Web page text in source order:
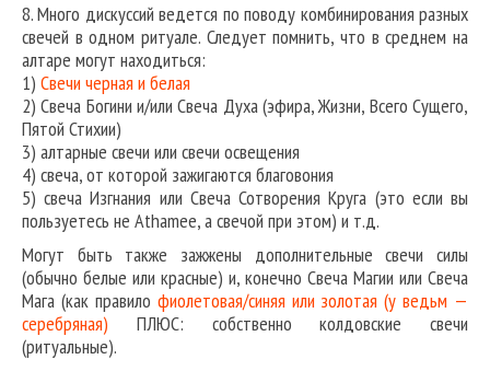
8. Много дискуссий ведется по поводу комбинирования разных
свечей в одном ритуале. Следует помнить, что в среднем на
алтаре могут находиться:
1) Свечи черная и белая
2) Свеча Богини и/или Свеча Духа (эфира, Жизни, Всего Сущего,
Пятой Стихии)
3) алтарные свечи или свечи освещения
4) свеча, от которой зажигаются благовония
5) свеча Изгнания или Свеча Сотворения Круга (это если вы
пользуетесь не Athamee, а свечой при этом) и т.д.
Могут быть также зажжены дополнительные свечи силы
(обычно белые или красные) и, конечно Свеча Магии или Свеча
Мага (как правило фиолетовая/синяя или золотая (у ведьм —
серебряная) ПЛЮС: собственно колдовские свечи
(ритуальные).